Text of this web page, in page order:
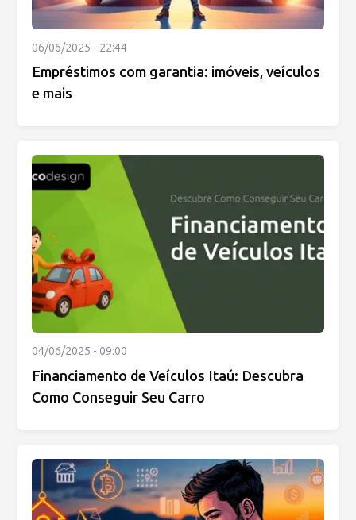
06/06/2025 - 22:44
Empréstimos com garantia: imóveis, veículos
e mais
04/06/2025 - 09:00
Financiamento de Veículos Itaú: Descubra
Como Conseguir Seu Carro